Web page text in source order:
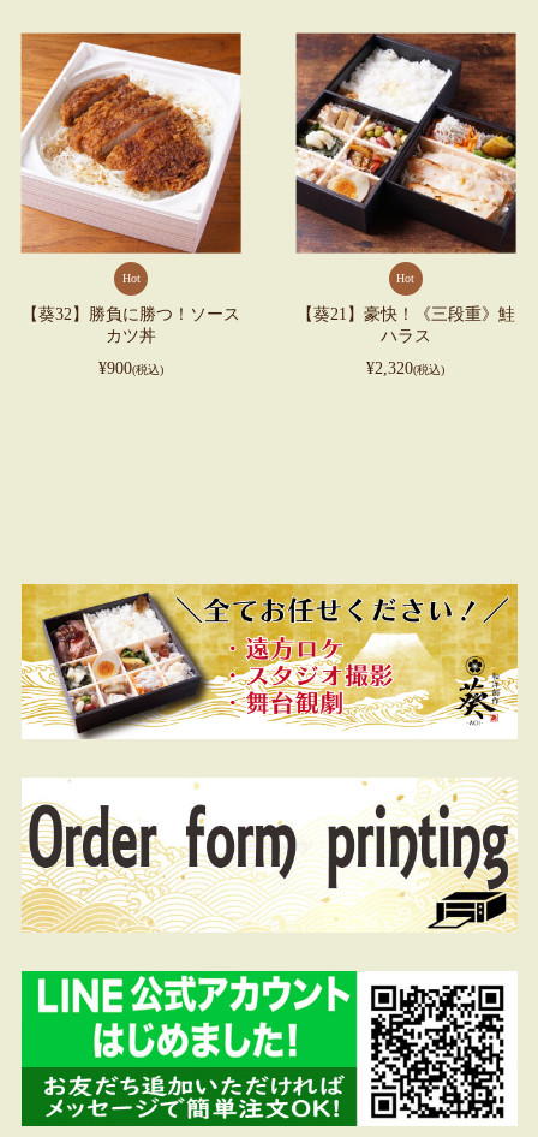
Hot
【葵32】勝負に勝つ！ソース
カツ丼
¥900(税込)
Hot
【葵21】豪快！《三段重》鮭
ハラス
¥2,320(税込)